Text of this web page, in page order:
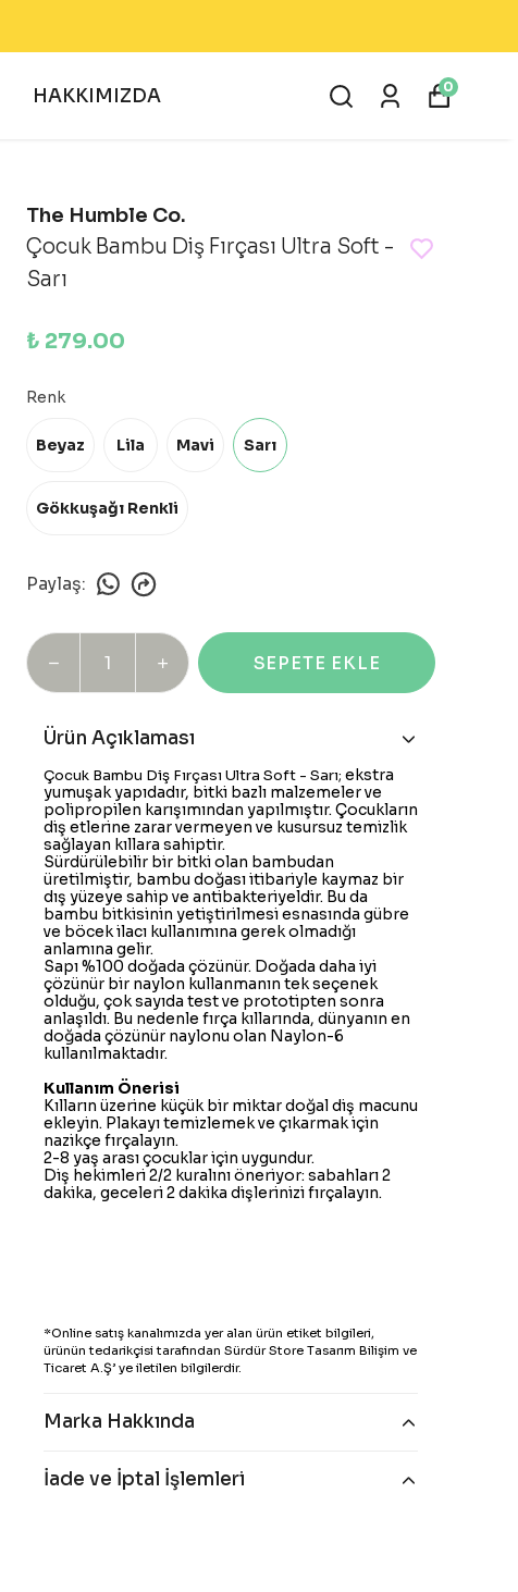
HAKKIMIZDA 0
The Humble Co.
Çocuk Bambu Diş Fırçası Ultra Soft -
Sarı
₺ 279.00
Renk
Beyaz Lila Mavi Sarı
Gökkuşağı Renkli
Paylaş:
SEPETE EKLE
Ürün Açıklaması
Çocuk Bambu Diş Fırçası Ultra Soft - Sarı; ekstra
yumuşak yapıdadır, bitki bazlı malzemeler ve
polipropilen karışımından yapılmıştır. Çocukların
diş etlerine zarar vermeyen ve kusursuz temizlik
sağlayan kıllara sahiptir.
Sürdürülebilir bir bitki olan bambudan
üretilmiştir, bambu doğası itibariyle kaymaz bir
dış yüzeye sahip ve antibakteriyeldir. Bu da
bambu bitkisinin yetiştirilmesi esnasında gübre
ve böcek ilacı kullanımına gerek olmadığı
anlamına gelir.
Sapı %100 doğada çözünür. Doğada daha iyi
çözünür bir naylon kullanmanın tek seçenek
olduğu, çok sayıda test ve prototipten sonra
anlaşıldı. Bu nedenle fırça kıllarında, dünyanın en
doğada çözünür naylonu olan Naylon-6
kullanılmaktadır.
Kullanım Önerisi
Kılların üzerine küçük bir miktar doğal diş macunu
ekleyin. Plakayı temizlemek ve çıkarmak için
nazikçe fırçalayın.
2-8 yaş arası çocuklar için uygundur.
Diş hekimleri 2/2 kuralını öneriyor: sabahları 2
dakika, geceleri 2 dakika dişlerinizi fırçalayın.
*Online satış kanalımızda yer alan ürün etiket bilgileri,
ürünün tedarikçisi tarafından Sürdür Store Tasarım Bilişim ve
Ticaret A.Ş’ ye iletilen bilgilerdir.
Marka Hakkında
İade ve İptal İşlemleri